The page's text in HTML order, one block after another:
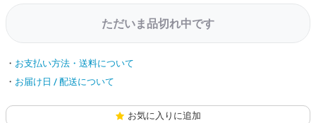
ただいま品切れ中です
お支払い方法・送料について
お届け日 / 配送について
お気に入りに追加